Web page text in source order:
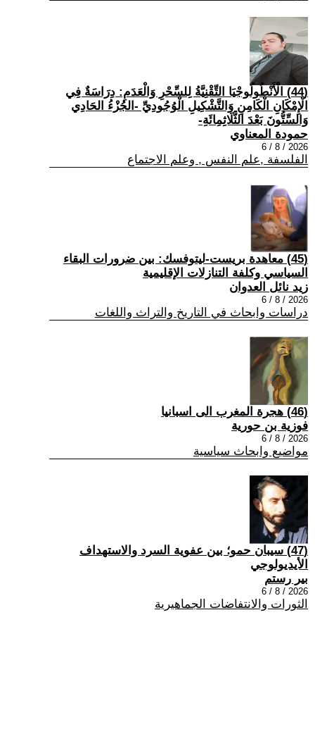
(44) الْأَنْطُولُوجْيَا التِّقْنِيَّةُ لِلسِّحْرِ وَالْعَدَمِ: دِرَاسَةٌ فِي
الْإِمْكَانِ الْكَامِنِ وَالتَّشْكِيلِ الْوُجُودِيِّ -الجُزْءُ الحَادِي
وَالسِّتُّونَ بَعْدَ الثَّلَاثِمِائَةِ-
حمودة المعناوي
2026 / 8 / 6
الفلسفة ,علم النفس , وعلم الاجتماع
(45) معاهدة بريست-ليتوفسك: بين ضرورات البقاء
السياسي وكلفة التنازلات الإقليمية
زيد نائل العدوان
2026 / 8 / 6
دراسات وابحاث في التاريخ والتراث واللغات
(46) هجرة المغرب الى اسبانيا
فوزية بن حورية
2026 / 8 / 6
مواضيع وابحاث سياسية
(47) سيبان حمو؛ بين عفوية السرد والاستهداف
الأيديولوجي
بير رستم
2026 / 8 / 6
الثورات والانتفاضات الجماهيرية